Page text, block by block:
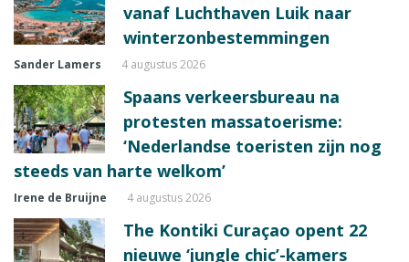
vanaf Luchthaven Luik naar
winterzonbestemmingen
Sander Lamers 4 augustus 2026
Spaans verkeersbureau na
protesten massatoerisme:
‘Nederlandse toeristen zijn nog
steeds van harte welkom’
Irene de Bruijne 4 augustus 2026
The Kontiki Curaçao opent 22
nieuwe ‘jungle chic’-kamers